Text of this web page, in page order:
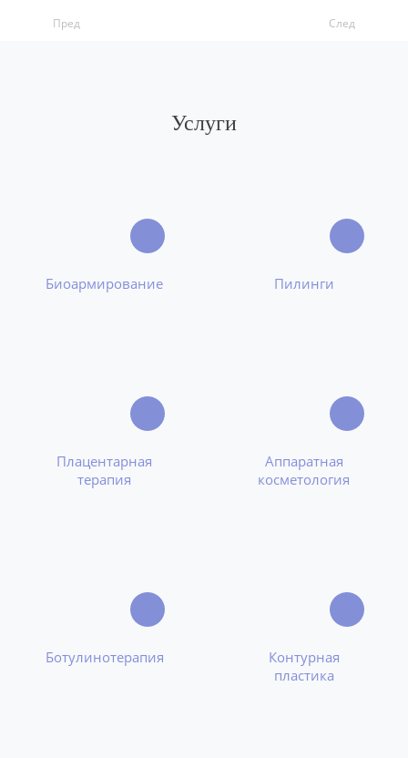
Пред След
Услуги
Биоармирование Пилинги
Плацентарная
терапия
Аппаратная
косметология
Ботулинотерапия
Контурная
пластика